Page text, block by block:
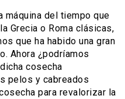
máquina del tiempo que
Grecia o Roma clásicas,
que ha habido una gran
Ahora ¿podríamos
cosecha
pelos y cabreados
para revalorizar la